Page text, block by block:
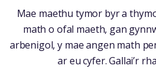
Mae maethu tymor byr a
math o ofal maeth, gan
arbenigol, y mae angen math
ar eu cyfer. Gallai’r